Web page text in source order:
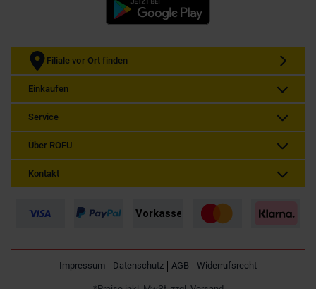
Filiale vor Ort finden
Einkaufen
Service
Über ROFU
Kontakt
Impressum Datenschutz AGB Widerrufsrecht